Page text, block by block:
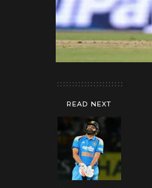
READ NEXT